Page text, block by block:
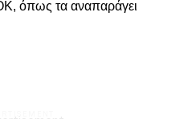
όπως τα αναπαράγει